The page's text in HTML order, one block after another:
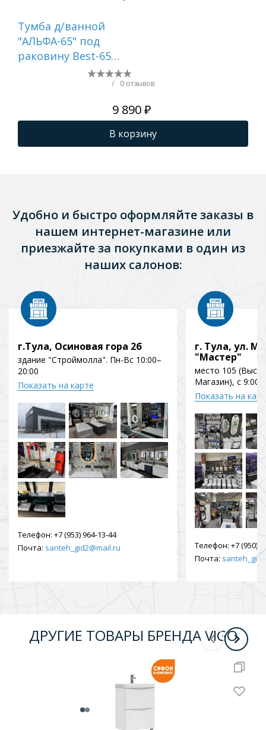
Тумба д/ванной
"АЛЬФА-65" под
раковину Best-65
(Sanita Lux) (ПВХ)
/ 0 отзывов
9 890 ₽
В корзину
Удобно и быстро оформляйте заказы в
нашем интернет-магазине или
приезжайте за покупками в один из
наших салонов:
г.Тула, Осиновая гора 2б
здание "Строймолла". Пн-Вс 10:00–
20:00
Показать на карте
Телефон: +7 (953) 964-13-44
Почта: santeh_gid2@mail.ru
г. Тула, ул.
"Мастер"
место 105
Магазин), с 9:00
Показать на
Телефон: +7 (950)
Почта:
ДРУГИЕ ТОВАРЫ БРЕНДА VIGO